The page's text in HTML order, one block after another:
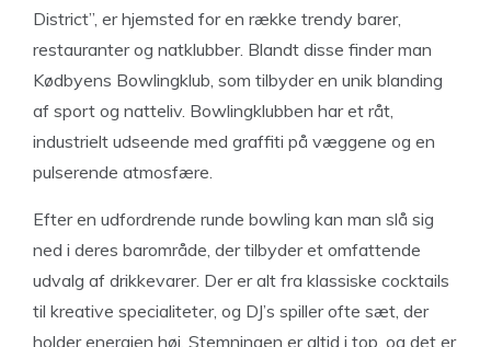
District”, er hjemsted for en række trendy barer,
restauranter og natklubber. Blandt disse finder man
Kødbyens Bowlingklub, som tilbyder en unik blanding
af sport og natteliv. Bowlingklubben har et råt,
industrielt udseende med graffiti på væggene og en
pulserende atmosfære.
Efter en udfordrende runde bowling kan man slå sig
ned i deres barområde, der tilbyder et omfattende
udvalg af drikkevarer. Der er alt fra klassiske cocktails
til kreative specialiteter, og DJ’s spiller ofte sæt, der
holder energien høj. Stemningen er altid i top, og det er